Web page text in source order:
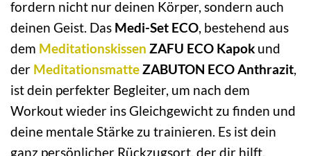
fordern nicht nur deinen Körper, sondern auch
deinen Geist. Das Medi-Set ECO, bestehend aus
dem Meditationskissen ZAFU ECO Kapok und
der MeditationsmatteZABUTON ECO Anthrazit,
ist dein perfekter Begleiter, um nach dem
Workout wieder ins Gleichgewicht zu finden und
deine mentale Stärke zu trainieren. Es ist dein
ganz persönlicher Rückzugsort, der dir hilft,